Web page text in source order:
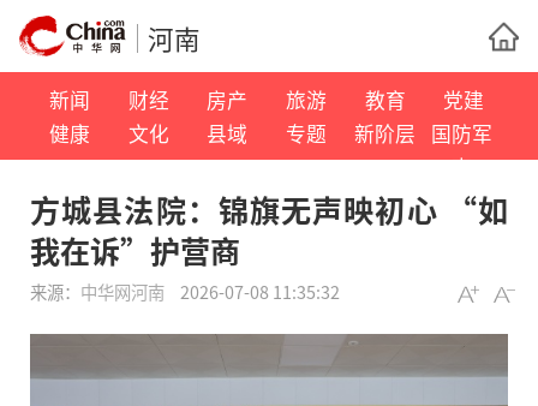
河南
新闻 财经 房产 旅游 教育
党建
健康
文化 县域 专题 新阶层
国防军
事
方城县法院：锦旗无声映初心 “如
我在诉”护营商
来源： 中华网河南 2026-07-08 11:35:32